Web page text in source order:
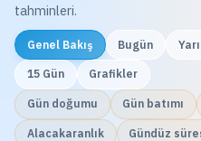
tahminleri.
Genel Bakış Bugün
15 Gün Grafikler
Gün doğumu Gün batımı
Alacakaranlık Gündüz